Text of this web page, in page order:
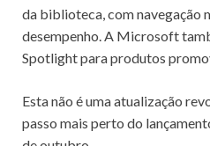
da biblioteca, com navegação
desempenho.A Microsoft
Spotlight para produtos
Esta não é uma atualização
passo mais perto do